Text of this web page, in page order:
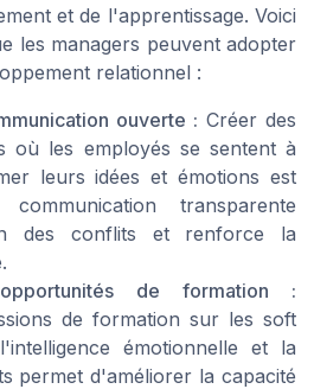
et de l'apprentissage. Voici
les managers peuvent adopter
relationnel :
ouverte : Créer des
où les employés se sentent à
leurs idées et émotions est
transparente
des conflits et renforce la
de formation :
de formation sur les soft
émotionnelle et la
permet d'améliorer la capacité